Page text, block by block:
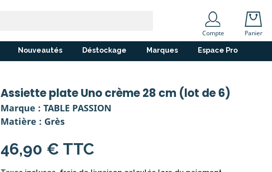
Compte
Panier
Nouveautés Déstockage Marques Espace Pro
Assiette plate Uno crème 28 cm (lot de 6)
Marque : TABLE PASSION
Matière : Grès
46,90 € TTC